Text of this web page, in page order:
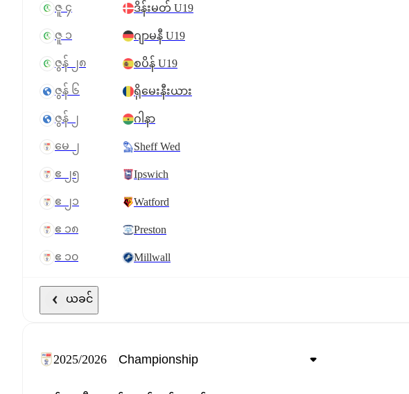
ဇူ ၄ ဒိန်းမတ် U19
ဇူ ၁ ဂျာမနီ U19
ဇွန် ၂၈ စပိန် U19
ဇွန် ၆ ရိုမေးနီးယား
ဇွန် ၂ ဂါနာ
မေ ၂ Sheff Wed
ဧ ၂၅ Ipswich
ဧ ၂၁ Watford
ဧ ၁၈ Preston
ဧ ၁၀ Millwall
ယခင်
2025/2026